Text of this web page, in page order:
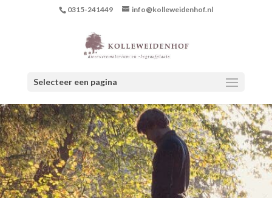
0315-241449 info@kolleweidenhof.nl
Selecteer een pagina